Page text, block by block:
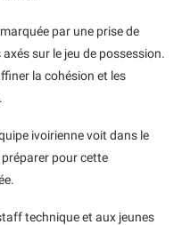
par une prise de
sur le jeu de possession.
la cohésion et les
ivoirienne voit dans le
préparer pour cette
technique et aux jeunes